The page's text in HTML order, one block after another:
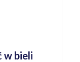
w bieli